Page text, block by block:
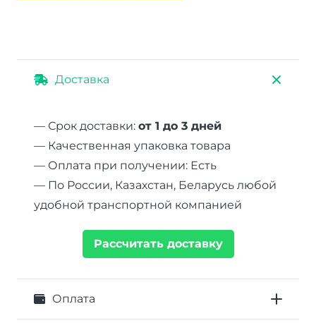
Доставка
— Срок доставки: от 1 до 3 дней
— Качественная упаковка товара
— Оплата при получении: Есть
— По России, Казахстан, Беларусь любой
удобной транспортной компанией
Рассчитать доставку
Оплата